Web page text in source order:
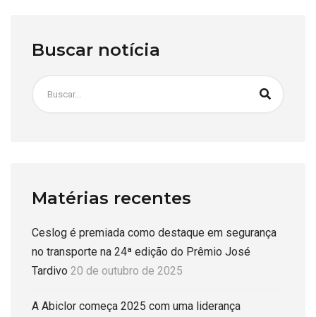
Buscar notícia
Matérias recentes
Ceslog é premiada como destaque em segurança
no transporte na 24ª edição do Prêmio José
Tardivo 20 de outubro de 2025
A Abiclor começa 2025 com uma liderança